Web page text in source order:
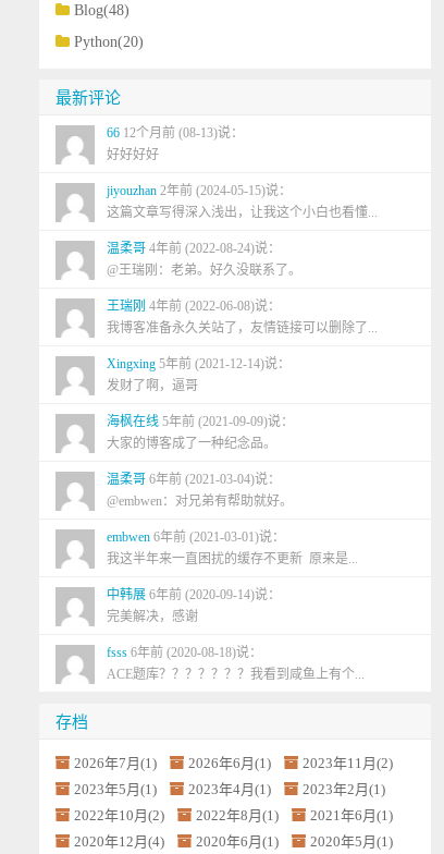
Blog(48)
Python(20)
最新评论
66 12个月前 (08-13)说：
好好好好
jiyouzhan 2年前 (2024-05-15)说：
这篇文章写得深入浅出，让我这个小白也看懂...
温柔哥 4年前 (2022-08-24)说：
@王瑞刚：老弟。好久没联系了。
王瑞刚 4年前 (2022-06-08)说：
我博客准备永久关站了，友情链接可以删除了...
Xingxing 5年前 (2021-12-14)说：
发财了啊，逼哥
海枫在线 5年前 (2021-09-09)说：
大家的博客成了一种纪念品。
温柔哥 6年前 (2021-03-04)说：
@embwen：对兄弟有帮助就好。
embwen 6年前 (2021-03-01)说：
我这半年来一直困扰的缓存不更新 原来是...
中韩展 6年前 (2020-09-14)说：
完美解决，感谢
fsss 6年前 (2020-08-18)说：
ACE题库？？？？？？？我看到咸鱼上有个...
存档
2026年7月(1) 2026年6月(1)
2023年11月(2)
2023年5月(1)
2023年4月(1)
2023年2月(1)
2022年10月(2)
2022年8月(1)
2021年6月(1)
2020年12月(4)
2020年6月(1)
2020年5月(1)